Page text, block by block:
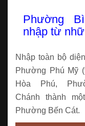
Phường
nhập từ
Nhập toàn bộ
Phường Phú Mỹ
Hòa Phú,
Chánh thành
Phường Bến Cát.